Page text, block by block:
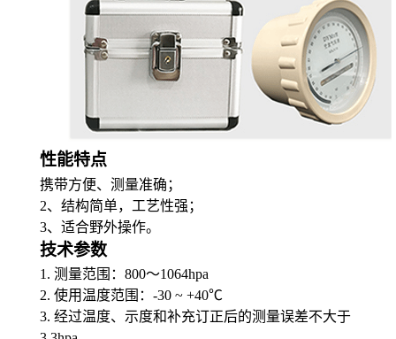
性能特点
携带方便、测量准确 ；
2、 结构简单，工艺性强 ；
3、 适合野外操作。
技术参数
1. 测量范围：800～1064hpa
2. 使用温度范围：-30 ~ +40℃
3. 经过温度、示度和补充订正后的测量误差不大于